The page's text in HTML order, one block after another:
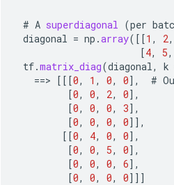
# A superdiagonal (per
diagonal = np .array( [[1 , 2,
[4, 5,
tf.matrix_diag(diagonal, k
==> [[[0, 1 , 0, 0] , #
[0, 0, 2, 0] ,
[0, 0, 0, 3] ,
[0, 0, 0, 0]] ,
[[0, 4, 0, 0] ,
[0, 0, 5, 0] ,
[0, 0, 0, 6] ,
[0, 0, 0, 0]]]